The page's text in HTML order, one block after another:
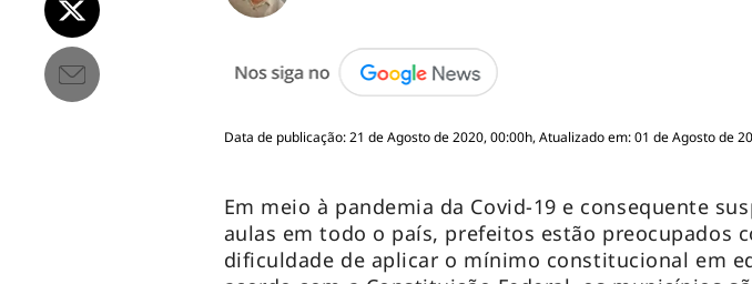
Data de publicação: 21 de Agosto de 2020, 00:00h, Atualizado em: 01 de Agosto de
Em meio à pandemia da Covid-19 e consequente
aulas em todo o país, prefeitos estão preocupados
dificuldade de aplicar o mínimo constitucional em